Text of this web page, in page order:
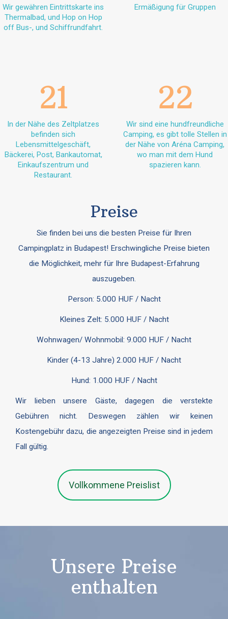
Wir gewähren Eintrittskarte ins
Thermalbad, und Hop on Hop
off Bus-, und Schiffrundfahrt.
Ermäßigung für Gruppen
21
In der Nähe des Zeltplatzes
befinden sich
Lebensmittelgeschäft,
Bäckerei, Post, Bankautomat,
Einkaufszentrum und
Restaurant.
22
Wir sind eine hundfreundliche
Camping, es gibt tolle Stellen in
der Nähe von Aréna Camping,
wo man mit dem Hund
spazieren kann.
Preise
Sie finden bei uns die besten Preise für Ihren
Campingplatz in Budapest! Erschwingliche Preise bieten
die Möglichkeit, mehr für Ihre Budapest-Erfahrung
auszugeben.
Person: 5.000 HUF / Nacht
Kleines Zelt: 5.000 HUF / Nacht
Wohnwagen/ Wohnmobil: 9.000 HUF / Nacht
Kinder (4-13 Jahre) 2.000 HUF / Nacht
Hund: 1.000 HUF / Nacht
Wir lieben unsere Gäste, dagegen die verstekte
Gebühren nicht. Deswegen zählen wir keinen
Kostengebühr dazu, die angezeigten Preise sind in jedem
Fall gültig.
Vollkommene Preislist
Unsere Preise
enthalten